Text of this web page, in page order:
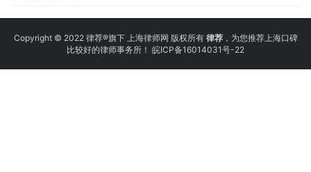
Copyright © 2022 律荐®旗下 上海律师网 版权所有 律荐，为您推荐上海口碑
比较好的律师事务所！ 皖ICP备16014031号-22